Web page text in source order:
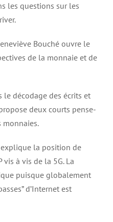
les questions sur les
Bouché ouvre le
de la monnaie et de
le décodage des écrits et
deux courts pense-
monnaies.
explique la position de
vis à vis de la 5G. La
puisque globalement
d’Internet est